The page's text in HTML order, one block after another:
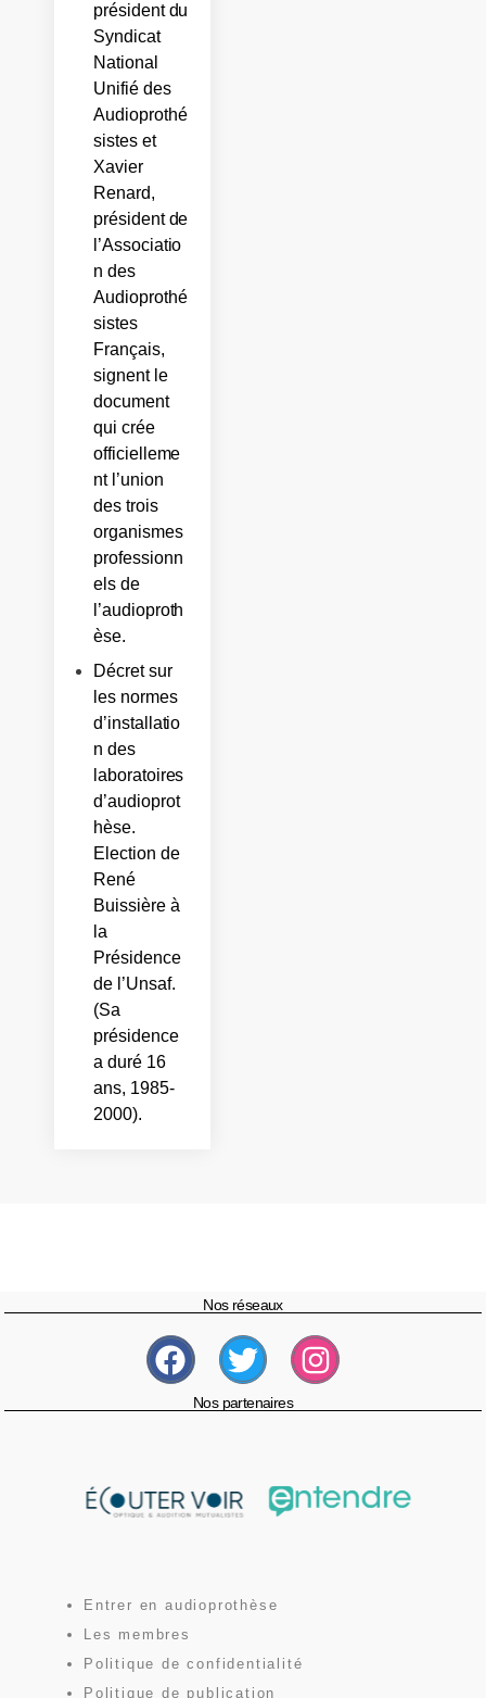
président du
Syndicat
National
Unifié des
Audioprothé
sistes et
Xavier
Renard,
président de
l’Associatio
n des
Audioprothé
sistes
Français,
signent le
document
qui crée
officielleme
nt l’union
des trois
organismes
professionn
els de
l’audioproth
èse.
Décret sur
les normes
d’installatio
n des
laboratoires
d’audioprot
hèse.
Election de
René
Buissière à
la
Présidence
de l’Unsaf.
(Sa
présidence
a duré 16
ans, 1985-
2000).
Nos réseaux
Nos partenaires
Entrer en audioprothèse
Les membres
Politique de confidentialité
Politique de publication